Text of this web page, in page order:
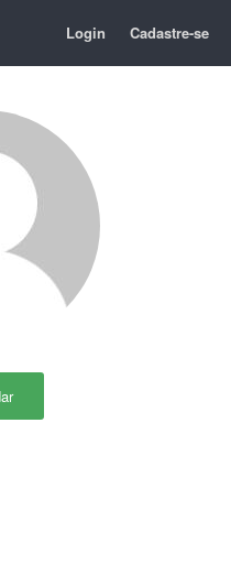
Login Cadastre-se